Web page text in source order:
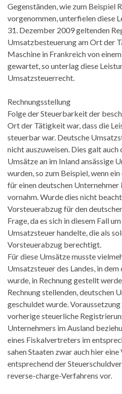
Gegenständen, wie zum Beispiel
vorgenommen, unterfielen diese
31. Dezember 2009 geltenden
Umsatzbesteuerung am Ort der
Maschine in Frankreich von
gewartet, so unterlag diese
Umsatzsteuerrecht.
Rechnungsstellung
Folge der Steuerbarkeit der
Ort der Tätigkeit war, dass die
steuerbar war. Deutsche
nicht auszuweisen. Dies galt auch
Umsätze an im Inland ansässige
wurden, so zum Beispiel, wenn
für einen deutschen
vornahm. Wurde dies nicht
Vorsteuerabzug für den
Frage, da es sich in diesem Fall
Umsatzsteuer handelte, die als
Vorsteuerabzug berechtigt.
Für diese Umsätze musste
Umsatzsteuer des Landes, in
wurde, in Rechnung gestellt
Rechnung stellenden, deutschen
geschuldet wurde.
vorherige steuerliche
Unternehmers im Ausland
eines Fiskalvertreters im
sahen Staaten zwar auch hier
entsprechend der
reverse-charge-Verfahrens vor.